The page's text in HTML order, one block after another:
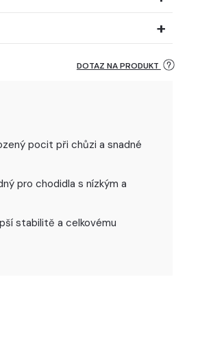
DOTAZ NA PRODUKT
pocit při chůzi a snadné
pro chodidla s nízkým a
stabilitě a celkovému